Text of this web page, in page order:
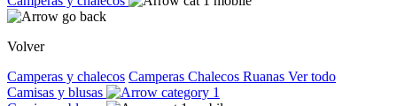
Volver
Camperas y chalecos Camperas Chalecos Ruanas Ver todo
Camisas y blusas